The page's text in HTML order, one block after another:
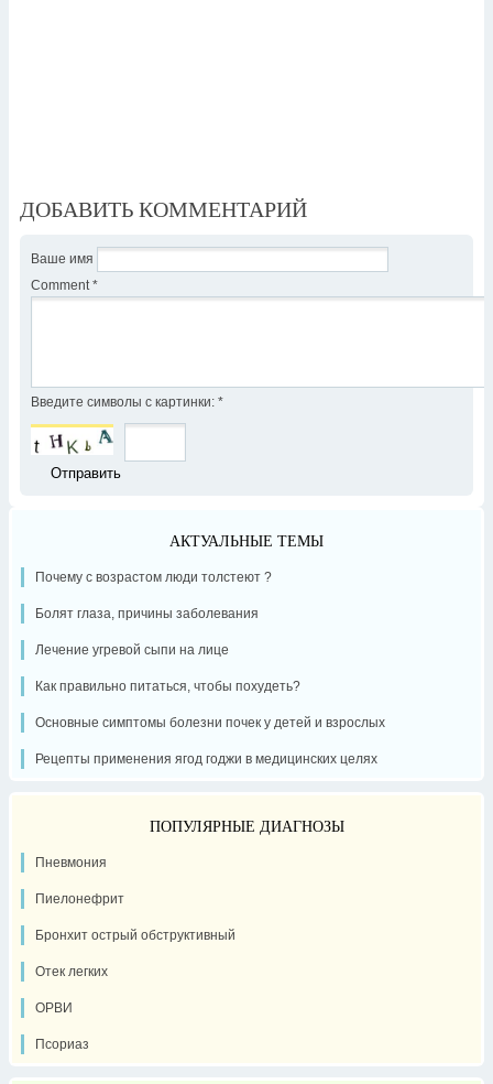
ДОБАВИТЬ КОММЕНТАРИЙ
Ваше имя
Comment *
Введите символы с картинки: *
АКТУАЛЬНЫЕ ТЕМЫ
Почему с возрастом люди толстеют ?
Болят глаза, причины заболевания
Лечение угревой сыпи на лице
Как правильно питаться, чтобы похудеть?
Основные симптомы болезни почек у детей и взрослых
Рецепты применения ягод годжи в медицинских целях
ПОПУЛЯРНЫЕ ДИАГНОЗЫ
Пневмония
Пиелонефрит
Бронхит острый обструктивный
Отек легких
ОРВИ
Псориаз